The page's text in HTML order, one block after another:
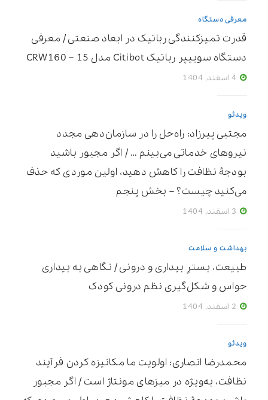
معرفی دستگاه
قدرت تمیزکنندگی رباتیک در ابعاد صنعتی / معرفی
دستگاه سوییپر رباتیک Citibot مدل CRW160 – 15
ویدئو
مجتبی پیرزاد: راه‌حل را در سازمان‌دهی مجدد
نیروهای خدماتی می‌بینم … / اگر مجبور باشید
بودجۀ نظافت را کاهش دهید، اولین موردی که حذف
می‌کنید چیست؟ – بخش پنجم
بهداشت و سلامت
طبیعت، بسترِ بیداری و درونی / نگاهی به بیداری
حواس و شکل‌گیری نظم درونی کودک
ویدئو
محمدرضا انصاری: اولویت ما مکانیزه ‌کردن فرآیند
نظافت، به‌ویژه در میزهای مونتاژ است / اگر مجبور